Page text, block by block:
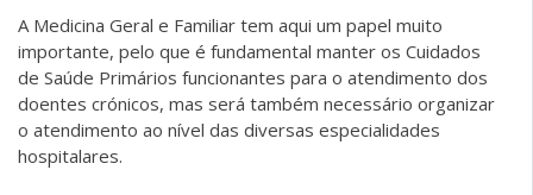
A Medicina Geral e Familiar tem aqui um papel muito
importante, pelo que é fundamental manter os Cuidados
de Saúde Primários funcionantes para o atendimento dos
doentes crónicos, mas será também necessário organizar
o atendimento ao nível das diversas especialidades
hospitalares.